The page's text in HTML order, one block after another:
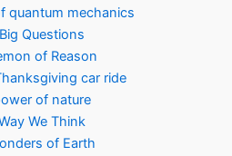
quantum mechanics
Questions
of Reason
car ride
of nature
We Think
of Earth